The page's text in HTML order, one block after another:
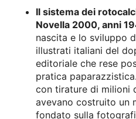
Il sistema dei
Novella 2000, anni
nascita e lo sviluppo
illustrati italiani del
editoriale che rese
pratica
con tirature di milioni
avevano costruito un
fondato sulla